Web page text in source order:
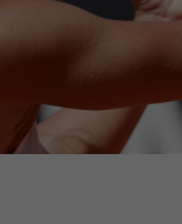
Ihrer
Webseiten-